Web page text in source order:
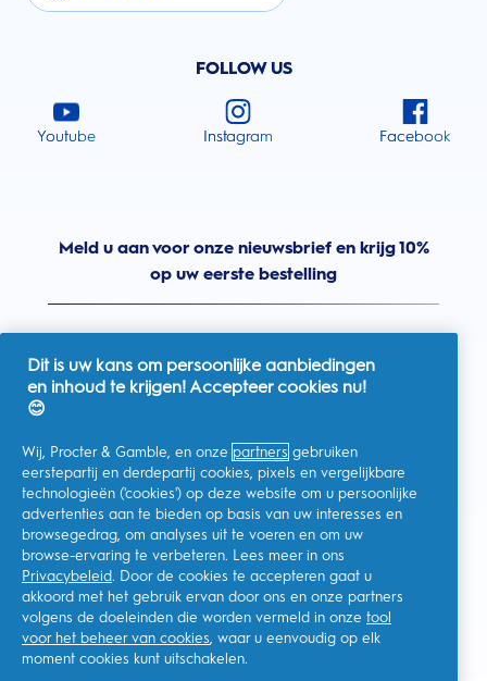
FOLLOW US
Youtube Instagram Facebook
Meld u aan voor onze nieuwsbrief en krijg 10%
op uw eerste bestelling
Ik geef toestemming voor het ontvangen van
gepersonaliseerde communicatie met betrekking tot
aanbiedingen, nieuws en andere promotionele initiatieven van
Oral-B en andere
P&G-merken
kan me op elk momentafmelden.
Procter & Gamble, als verwerkingsverantwoordelijke, zal uw
persoonlijke gegevens verwerken zodat u zich bij deze site kunt
registreren en de interactie kunt aangaan met de aangeboden
diensten en zodat P&G u, afhankelijk van uw toestemming,
relevante commerciële berichten kan sturen, waaronder
gepersonaliseerde advertenties in online media. Ontdek hier
Dit is uw kans om persoonlijke aanbiedingen
en inhoud te krijgen! Accepteer cookies nu!
😊
Wij, Procter & Gamble, en onze partners gebruiken
eerstepartij en derdepartij cookies, pixels en vergelijkbare
technologieën ('cookies') op deze website om u persoonlijke
advertenties aan te bieden op basis van uw interesses en
browsegedrag, om analyses uit te voeren en om uw
browse-ervaring te verbeteren. Lees meer in ons
Privacybeleid. Door de cookies te accepteren gaat u
akkoord met het gebruik ervan door ons en onze partners
volgens de doeleinden die worden vermeld in onze tool
voor het beheer van cookies, waar u eenvoudig op elk
moment cookies kunt uitschakelen.